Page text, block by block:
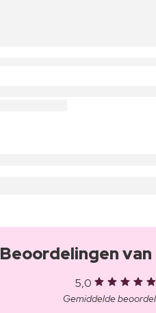
Beoordelingen
5,0
Gemiddelde